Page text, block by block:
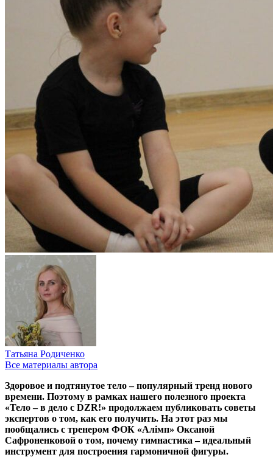
Татьяна Родиченко
Все материалы автора
Здоровое и подтянутое тело – популярный тренд нового
времени. Поэтому в рамках нашего полезного проекта
«Тело – в дело с DZR!» продолжаем публиковать советы
экспертов о том, как его получить. На этот раз мы
пообщались с тренером ФОК «Алімп» Оксаной
Сафроненковой о том, почему гимнастика – идеальный
инструмент для построения гармоничной фигуры.